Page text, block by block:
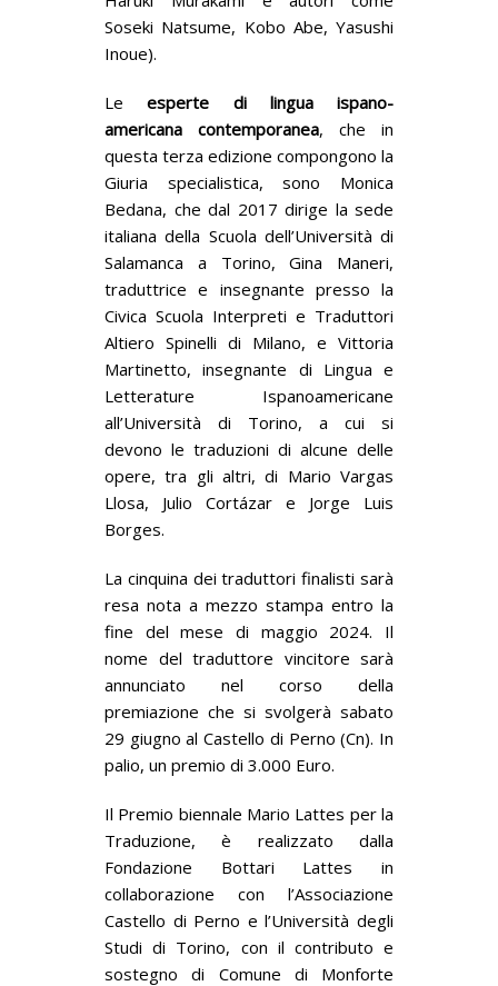
Soseki Natsume, Kobo Abe, Yasushi
Inoue).
Leesperte di lingua ispano-
americana contemporanea, che in
questa terza edizione compongono la
Giuria specialistica, sono Monica
Bedana, che dal 2017 dirige la sede
italiana della Scuola dell’Università di
Salamanca a Torino, Gina Maneri,
traduttrice e insegnante presso la
Civica Scuola Interpreti e Traduttori
Altiero Spinelli di Milano, e Vittoria
Martinetto, insegnante di Lingua e
Letterature Ispanoamericane
all’Università di Torino, a cui si
devono le traduzioni di alcune delle
opere, tra gli altri, di Mario Vargas
Llosa, Julio Cortázar e Jorge Luis
Borges.
La cinquina dei traduttori finalisti sarà
resa nota a mezzo stampa entro la
fine del mese di maggio 2024. Il
nome del traduttore vincitore sarà
annunciato nel corso della
premiazione che si svolgerà sabato
29 giugno al Castello di Perno (Cn). In
palio, un premio di 3.000 Euro.
Il Premio biennale Mario Lattes per la
Traduzione, è realizzato dalla
Fondazione Bottari Lattes in
collaborazione con l’Associazione
Castello di Perno e l’Università degli
Studi di Torino, con il contributo e
sostegno di Comune di Monforte